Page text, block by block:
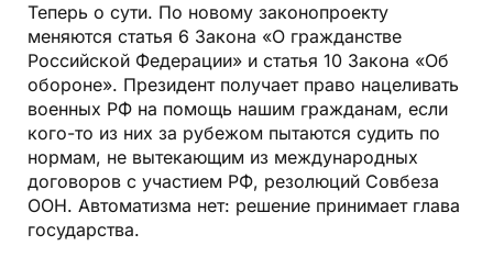
Теперь о сути. По новому законопроекту
меняются статья 6 Закона «О граж­данстве
Российской Федерации» и статья 10 Закона «Об
обороне». Президент получает право нацеливать
военных РФ на помощь нашим гражданам, если
кого-то из них за рубежом пытаются судить по
нормам, не вытекающим из международных
договоров с участием РФ, резолюций Совбеза
ООН. Автоматизма нет: решение принимает глава
государства.